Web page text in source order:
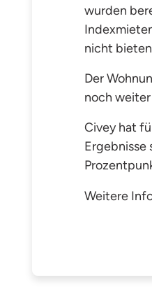
wurden
nicht
Der
noch
Civey hat
Ergebnisse
Weitere